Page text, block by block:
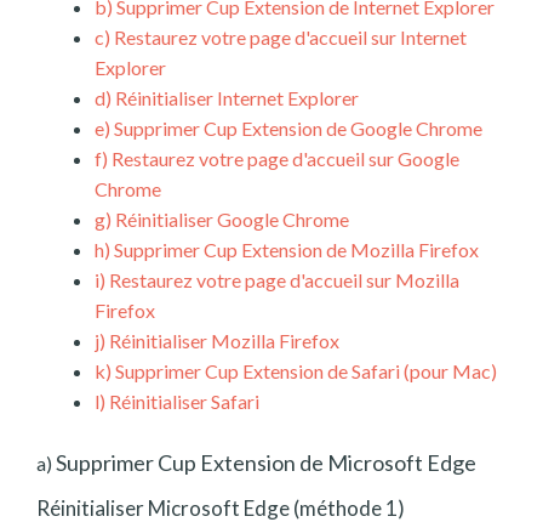
b) Supprimer Cup Extension de Internet Explorer
c) Restaurez votre page d'accueil sur Internet
Explorer
d) Réinitialiser Internet Explorer
e) Supprimer Cup Extension de Google Chrome
f) Restaurez votre page d'accueil sur Google
Chrome
g) Réinitialiser Google Chrome
h) Supprimer Cup Extension de Mozilla Firefox
i) Restaurez votre page d'accueil sur Mozilla
Firefox
j) Réinitialiser Mozilla Firefox
k) Supprimer Cup Extension de Safari (pour Mac)
l) Réinitialiser Safari
a) Supprimer Cup Extension de Microsoft Edge
Réinitialiser Microsoft Edge (méthode 1)